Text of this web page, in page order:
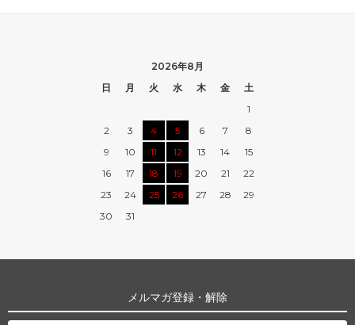
2026年8月
日
月 火 水 木 金
土
1
2
3 4 5 6 7
8
9
10 11 12 13 14
15
16
17 18 19 20 21
22
23
24 25 26 27 28
29
30
31
メルマガ登録・解除